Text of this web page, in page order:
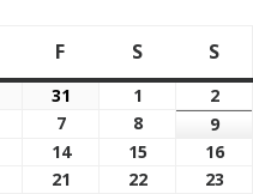
F Divendres
S Dissabte
S
30/07/2026
31 31/07/2026
1 01/08/2026
2
06/08/2026
7 07/08/2026
8 08/08/2026
909/
13/08/2026
1414/08/2026
15 15/08/2026
16
20/08/2026
21 21/08/2026
22 22/08/2026
23